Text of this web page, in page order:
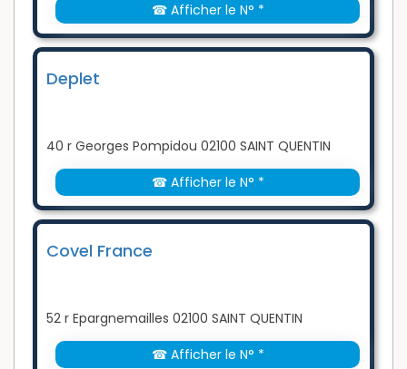
☎ Afficher le N° *
Deplet
40 r Georges Pompidou 02100 SAINT QUENTIN
☎ Afficher le N° *
Covel France
52 r Epargnemailles 02100 SAINT QUENTIN
☎ Afficher le N° *